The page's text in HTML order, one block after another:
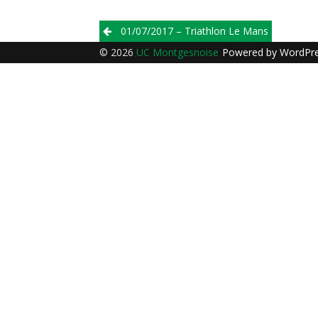
Post
navigation
01/07/2017 – Triathlon Le Mans
© 2026 UC Montgesnoise Powered by